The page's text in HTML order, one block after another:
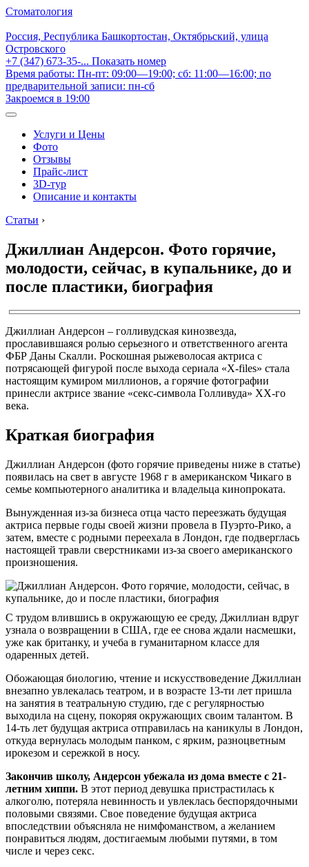
Стоматология
Россия, Республика Башкортостан, Октябрьский, улица
Островского
+7 (347) 673-35-... Показать номер
Время работы: Пн-пт: 09:00—19:00; сб: 11:00—16:00; по
предварительной записи: пн-сб
Закроемся в 19:00
Услуги и Цены
Фото
Отзывы
Прайс-лист
3D-тур
Описание и контакты
Статьи ›
Джиллиан Андерсон. Фото горячие,
молодости, сейчас, в купальнике, до и
после пластики, биография
Джиллиан Андерсон – голливудская кинозвезда,
прославившаяся ролью серьезного и ответственного агента
ФБР Даны Скалли. Роскошная рыжеволосая актриса с
потрясающей фигурой после выхода сериала «X-files» стала
настоящим кумиром миллионов, а горячие фотографии
принесли актрисе звание «секс-символа Голливуда» XX-го
века.
Краткая биография
Джиллиан Андерсон (фото горячие приведены ниже в статье)
появилась на свет в августе 1968 г в американском Чикаго в
семье компьютерного аналитика и владельца кинопроката.
Вынужденная из-за бизнеса отца часто переезжать будущая
актриса первые годы своей жизни провела в Пуэрто-Рико, а
затем, вместе с родными переехала в Лондон, где подверглась
настоящей травли сверстниками из-за своего американского
произношения.
С трудом влившись в окружающую ее среду, Джиллиан вдруг
узнала о возвращении в США, где ее снова ждали насмешки,
уже как британку, и учеба в гуманитарном классе для
одаренных детей.
Обожающая биологию, чтение и искусствоведение Джиллиан
внезапно увлекалась театром, и в возрасте 13-ти лет пришла
на занятия в театральную студию, где с регулярностью
выходила на сцену, покоряя окружающих своим талантом. В
14-ть лет будущая актриса отправилась на каникулы в Лондон,
откуда вернулась молодым панком, с ярким, разноцветным
ирокезом и сережкой в носу.
Закончив школу, Андерсон убежала из дома вместе с 21-
летним хиппи. В этот период девушка пристрастилась к
алкоголю, потеряла невинность и увлеклась беспорядочными
половыми связями. Свое поведение будущая актриса
впоследствии объясняла не нимфоманством, а желанием
понравиться людям, достигаемым любыми путями, в том
числе и через секс.